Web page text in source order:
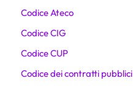
Codice Ateco
Codice CIG
Codice CUP
Codice dei contratti pubblici